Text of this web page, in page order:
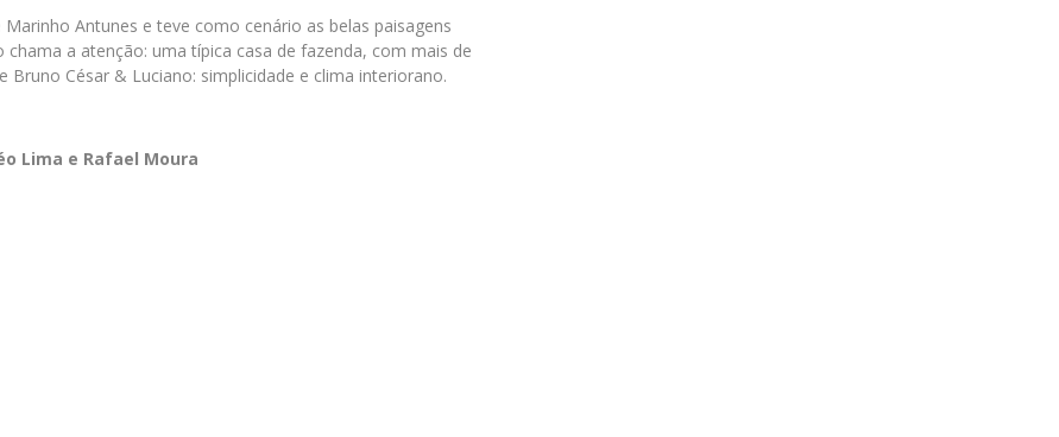
Antunes e teve como cenário as belas paisagens
a atenção: uma típica casa de fazenda, com mais de
César & Luciano: simplicidade e clima interiorano.
Lima e Rafael Moura